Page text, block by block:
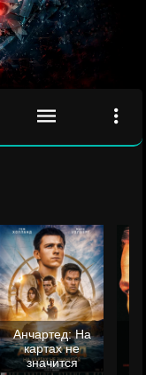
Анчартед: На
картах не
значится